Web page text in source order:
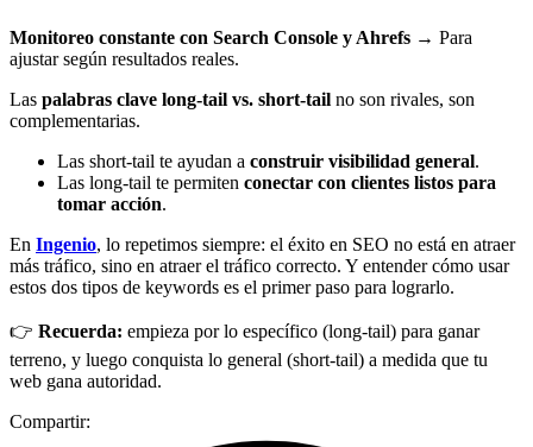
Monitoreo constante con Search Console y Ahrefs → Para
ajustar según resultados reales.
Las palabras clave long-tail vs. short-tail no son rivales, son
complementarias.
Las short-tail te ayudan a construir visibilidad general.
Las long-tail te permiten conectar con clientes listos para
tomar acción.
En Ingenio, lo repetimos siempre: el éxito en SEO no está en atraer
más tráfico, sino en atraer el tráfico correcto. Y entender cómo usar
estos dos tipos de keywords es el primer paso para lograrlo.
👉 Recuerda: empieza por lo específico (long-tail) para ganar
terreno, y luego conquista lo general (short-tail) a medida que tu
web gana autoridad.
Compartir: